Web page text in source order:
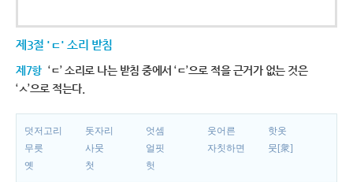
제3절 'ㄷ' 소리 받침
제7항 ‘ㄷ’ 소리로 나는 받침 중에서 ‘ㄷ’으로 적을 근거가 없는 것은
‘ㅅ’으로 적는다.
덧저고리 돗자리 엇셈 웃어른
핫옷
무릇
사뭇 얼핏 자칫하면
뭇[衆]
옛
첫 헛